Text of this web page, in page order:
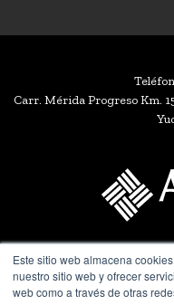
Este sitio web almacena
nuestro sitio web y ofrecer
web como a través de otras
Carr. Mérida Progreso Km.